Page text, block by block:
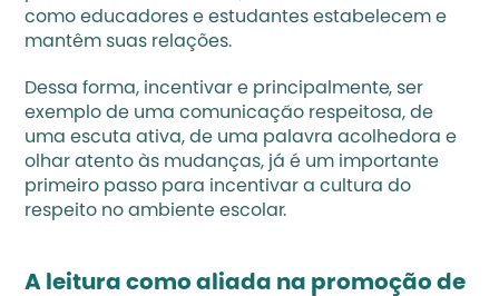
como educadores e estudantes estabelecem e
mantêm suas relações.
Dessa forma, incentivar e principalmente, ser
exemplo de uma comunicação respeitosa, de
uma escuta ativa, de uma palavra acolhedora e
olhar atento às mudanças, já é um importante
primeiro passo para incentivar a cultura do
respeito no ambiente escolar.
A leitura como aliada na promoção de